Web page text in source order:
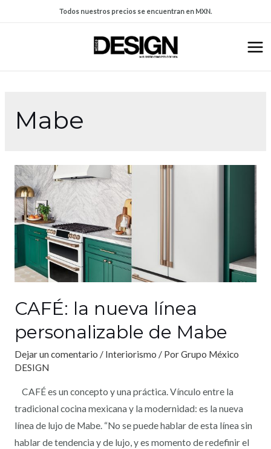
Todos nuestros precios se encuentran en MXN.
Mabe
CAFÉ: la nueva línea
personalizable de Mabe
Dejar un comentario / Interiorismo / PorGrupo México
DESIGN
CAFÉ es un concepto y una práctica. Vínculo entre la
tradicional cocina mexicana y la modernidad: es la nueva
línea de lujo de Mabe. “No se puede hablar de esta línea sin
hablar de tendencia y de lujo, y es momento de redefinir el